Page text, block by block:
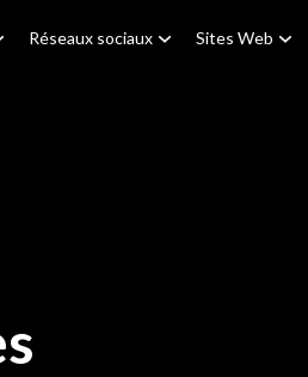
Réseaux sociaux Sites Web